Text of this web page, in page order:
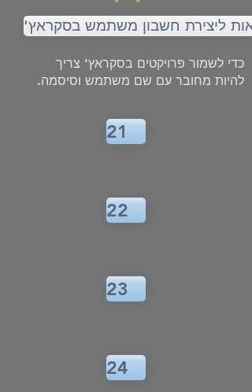
Level 06
21
22
23
24
ליצירת חשבון משתמש בסקראץ
כדי לשמור פרויקטים בסקראץ' צריך
להיות מחובר עם שם משתמש וסיסמה.